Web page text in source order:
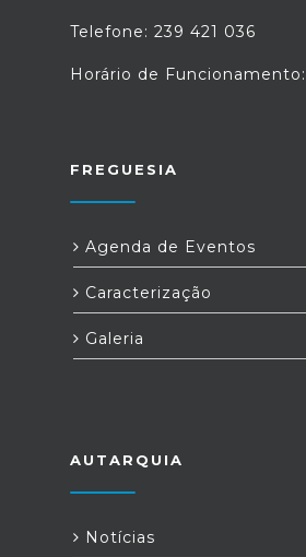
Telefone: 239 421 036
Horário de Funcionamento:
FREGUESIA
Agenda de Eventos
Caracterização
Galeria
AUTARQUIA
Notícias